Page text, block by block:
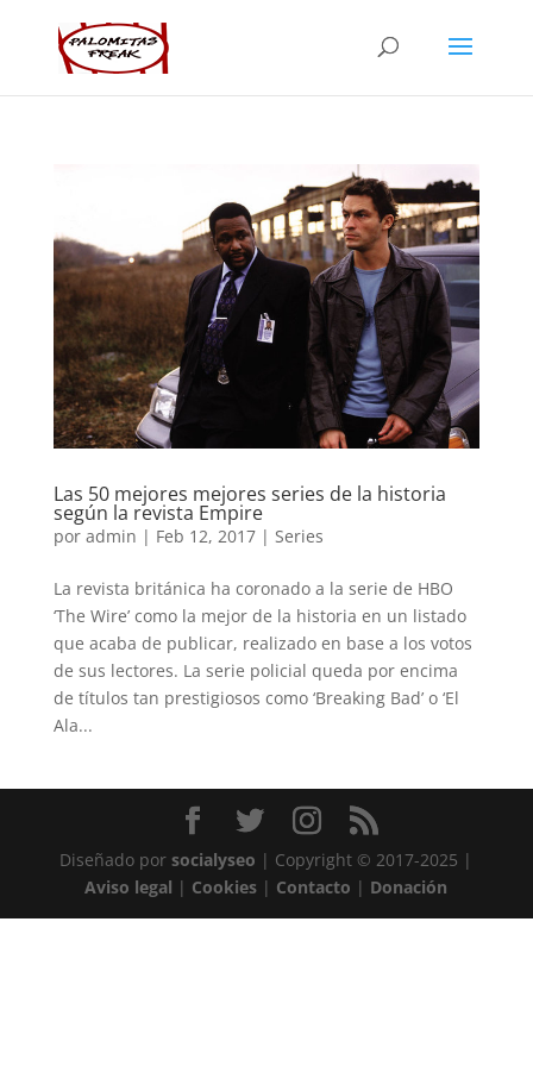
Las 50 mejores mejores series de la historia
según la revista Empire
por admin | Feb 12, 2017| Series
La revista británica ha coronado a la serie de HBO
‘The Wire’ como la mejor de la historia en un listado
que acaba de publicar, realizado en base a los votos
de sus lectores. La serie policial queda por encima
de títulos tan prestigiosos como ‘Breaking Bad’ o ‘El
Ala...
Diseñado porsocialyseo | Copyright © 2017-2025 |
Aviso legal | Cookies | Contacto | Donación